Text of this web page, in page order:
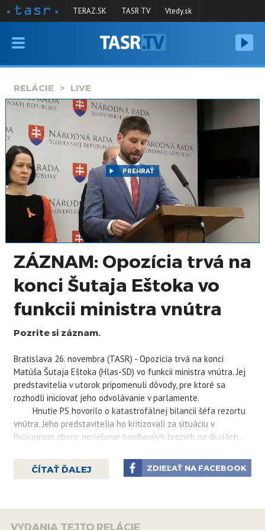
VYSIELANIE
SPRAVODAJSTVO
KONTAKT
ARCHÍV
TERAZ.SK TASR TV Vtedy.sk
RELÁCIE LIVE
PREHRAŤ
ZÁZNAM: Opozícia trvá na
konci Šutaja Eštoka vo
funkcii ministra vnútra
Pozrite si záznam.
Bratislava 26. novembra (TASR) - Opozícia trvá na konci
Matúša Šutaja Eštoka (Hlas-SD) vo funkcii ministra vnútra. Jej
predstavitelia v utorok pripomenuli dôvody, pre ktoré sa
rozhodli iniciovať jeho odvolávanie v parlamente.
Hnutie PS hovorilo o katastrofálnej bilancii šéfa rezortu
vnútra. Jeho predstavitelia ho kritizovali za situáciu v
Policajnom zbore, neriešenie bombových hrozieb na školách,
voľbách či za incident spojený s obvinením košického policajta
zo zabitia zaistenej osoby. "Šutaj Eštok nemal nikdy a nemá
ČÍTAŤ ĎALEJ ZDIEĽAŤ NA FACEBOOK
VYDANIA TEJTO RELÁCIE